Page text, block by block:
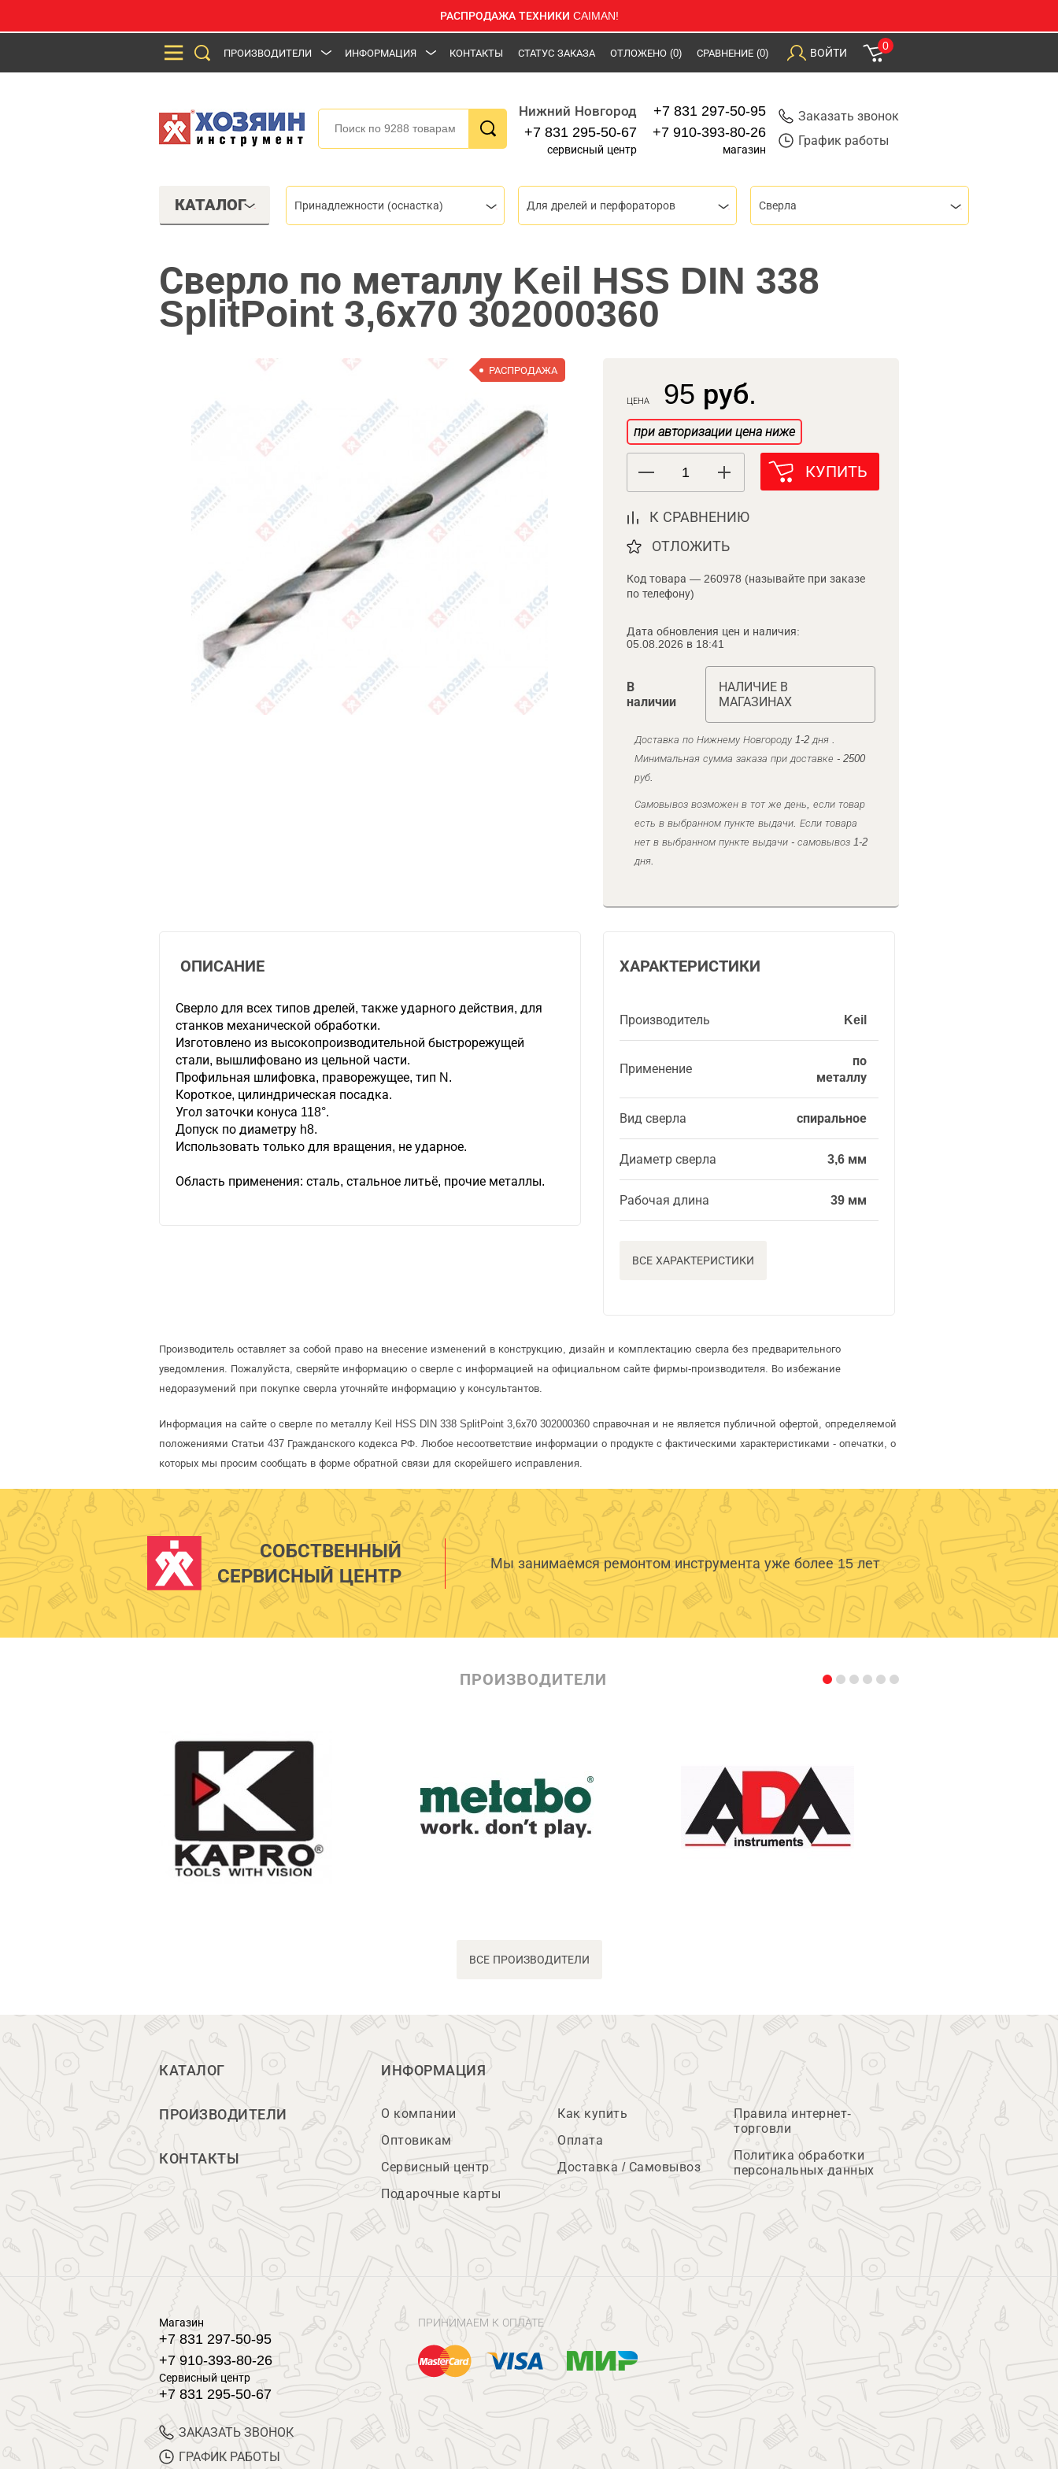
РАСПРОДАЖА ТЕХНИКИ CAIMAN!
ПРОИЗВОДИТЕЛИ ИНФОРМАЦИЯ КОНТАКТЫ СТАТУС ЗАКАЗА ОТЛОЖЕНО (0) СРАВНЕНИЕ (0) ВОЙТИ
0
Нижний Новгород
+7 831 295-50-67
сервисный центр
+7 831 297-50-95
+7 910-393-80-26
магазин
Заказать звонок
График работы
КАТАЛОГ Принадлежности (оснастка) Для дрелей и перфораторов Сверла
Сверло по металлу Keil HSS DIN 338
SplitPoint 3,6х70 302000360
РАСПРОДАЖА
ЦЕНА 95 руб.
при авторизации цена ниже
КУПИТЬ
К СРАВНЕНИЮ
ОТЛОЖИТЬ
Код товара — 260978 (называйте при заказе
по телефону)
Дата обновления цен и наличия:
05.08.2026 в 18:41
В
наличии
НАЛИЧИЕ В
МАГАЗИНАХ
Доставка по Нижнему Новгороду 1-2 дня .
Минимальная сумма заказа при доставке - 2500
руб.
Самовывоз возможен в тот же день, если товар
есть в выбранном пункте выдачи. Если товара
нет в выбранном пункте выдачи - самовывоз 1-2
дня.
ХАРАКТЕРИСТИКИ
Производитель Keil
Применение
по
металлу
Вид сверла спиральное
Диаметр сверла 3,6 мм
Рабочая длина 39 мм
ВСЕ ХАРАКТЕРИСТИКИ
ОПИСАНИЕ
Сверло для всех типов дрелей, также ударного действия, для
станков механической обработки.
Изготовлено из высокопроизводительной быстрорежущей
стали, вышлифовано из цельной части.
Профильная шлифовка, праворежущее, тип N.
Короткое, цилиндрическая посадка.
Угол заточки конуса 118°.
Допуск по диаметру h8.
Использовать только для вращения, не ударное.
Область применения: сталь, стальное литьё, прочие металлы.
Производитель оставляет за собой право на внесение изменений в конструкцию, дизайн и комплектацию сверла без предварительного
уведомления. Пожалуйста, сверяйте информацию о сверле с информацией на официальном сайте фирмы-производителя. Во избежание
недоразумений при покупке сверла уточняйте информацию у консультантов.
Информация на сайте о сверле по металлу Keil HSS DIN 338 SplitPoint 3,6х70 302000360 справочная и не является публичной офертой, определяемой
положениями Статьи 437 Гражданского кодекса РФ. Любое несоответствие информации о продукте с фактическими характеристиками - опечатки, о
которых мы просим сообщать в форме обратной связи для скорейшего исправления.
СОБСТВЕННЫЙ
СЕРВИСНЫЙ ЦЕНТР
Мы занимаемся ремонтом инструмента уже более 15 лет
ПРОИЗВОДИТЕЛИ
ВСЕ ПРОИЗВОДИТЕЛИ
КАТАЛОГ
ПРОИЗВОДИТЕЛИ
КОНТАКТЫ
ИНФОРМАЦИЯ
О компании
Оптовикам
Сервисный центр
Подарочные карты
Как купить
Оплата
Доставка / Самовывоз
Правила интернет-
торговли
Политика обработки
персональных данных
Магазин
+7 831 297-50-95
+7 910-393-80-26
Сервисный центр
+7 831 295-50-67
ЗАКАЗАТЬ ЗВОНОК
ГРАФИК РАБОТЫ
ПРИНИМАЕМ К ОПЛАТЕ